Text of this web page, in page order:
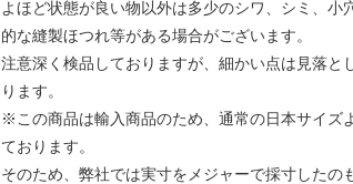
よほど状態が良い物以外は多少のシワ、シミ、小
的な縫製ほつれ等がある場合がございます。
注意深く検品しておりますが、細かい点は見落と
ります。
※この商品は輸入商品のため、通常の日本サイズ
ております。
そのため、弊社では実寸をメジャーで採寸したの